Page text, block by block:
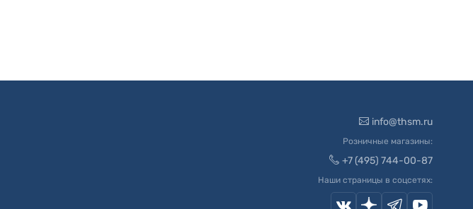
info@thsm.ru
Розничные магазины:
+7 (495) 744-00-87
Наши страницы в соцсетях: